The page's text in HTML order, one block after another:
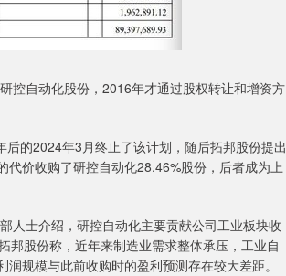
自动化股份，2016年才通过股权转让和增资方
的2024年3月终止了该计划，随后拓邦股份提出
价收购了研控自动化28.46%股份，后者成为上
士介绍，研控自动化主要贡献公司工业板块收
邦股份称，近年来制造业需求整体承压，工业自
规模与此前收购时的盈利预测存在较大差距。